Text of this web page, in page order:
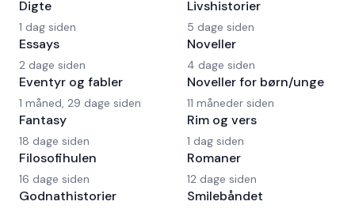
Digte
1 dag siden
Essays
2 dage siden
Eventyr og fabler
1 måned, 29 dage siden
Fantasy
18 dage siden
Filosofihulen
16 dage siden
Godnathistorier
Livshistorier
5 dage siden
Noveller
4 dage siden
Noveller for børn/unge
11 måneder siden
Rim og vers
1 dag siden
Romaner
12 dage siden
Smilebåndet